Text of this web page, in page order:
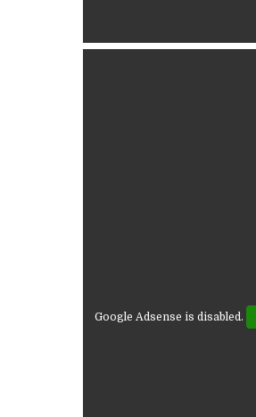
Google Adsense is disabled.